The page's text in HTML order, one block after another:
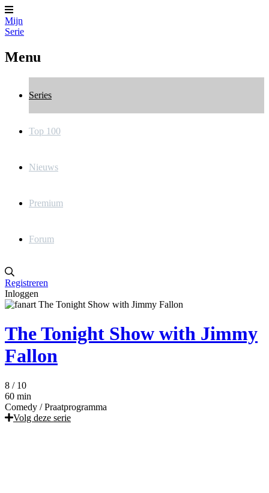
Mijn
Serie
Menu
Series
Top 100
Nieuws
Premium
Forum
Registreren
Inloggen
The Tonight Show with Jimmy
Fallon
8 / 10
60 min
Comedy / Praatprogramma
Volg deze serie